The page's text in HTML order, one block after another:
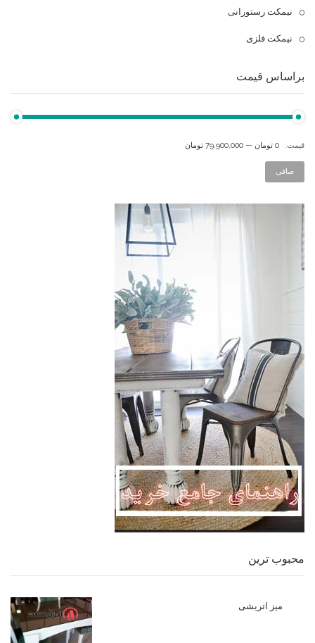
نیمکت رستورانی
نیمکت فلزی
براساس قیمت
صافی
قيمت: 0 تومان — 79,900,000 تومان
محبوب ترین
میز اتریشی